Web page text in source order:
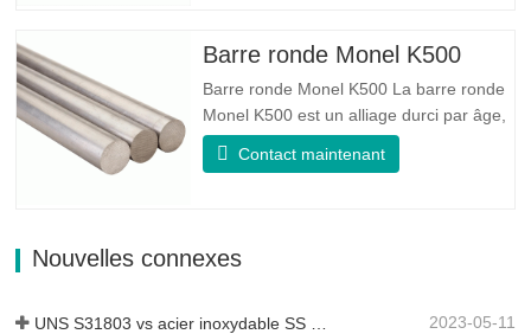
stabilité mécanique fiable, de ductilité et
la…
Barre ronde Monel K500
Barre ronde Monel K500 La barre ronde
Monel K500 est un alliage durci par âge,
dont la composition de base se compose
d'éléments comme le nickel et le cuivre.
à l'érosion…
Contact maintenant
Nouvelles connexes
2023-05-11